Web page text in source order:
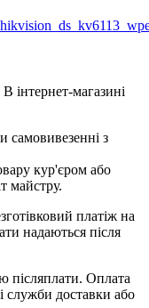
інтернет-магазині
самовивезенні з
кур'єром або
майстру.
платіж на
надаються після
післяплати. Оплата
служби доставки або